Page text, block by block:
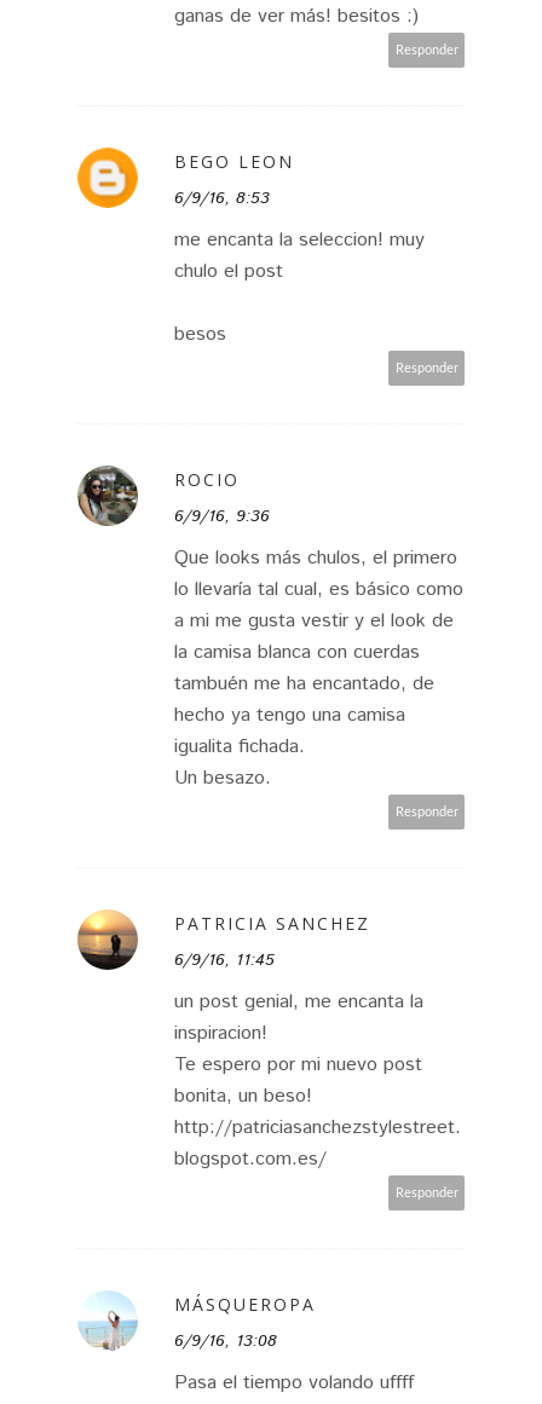
ganas de ver más! besitos :)
Responder
BEGO LEON
6/9/16, 8:53
me encanta la seleccion! muy
chulo el post
besos
Responder
ROCIO
6/9/16, 9:36
Que looks más chulos, el primero
lo llevaría tal cual, es básico como
a mi me gusta vestir y el look de
la camisa blanca con cuerdas
tambuén me ha encantado, de
hecho ya tengo una camisa
igualita fichada.
Un besazo.
Responder
PATRICIA SANCHEZ
6/9/16, 11:45
un post genial, me encanta la
inspiracion!
Te espero por mi nuevo post
bonita, un beso!
http://patriciasanchezstylestreet.
blogspot.com.es/
Responder
MÁSQUEROPA
6/9/16, 13:08
Pasa el tiempo volando uffff